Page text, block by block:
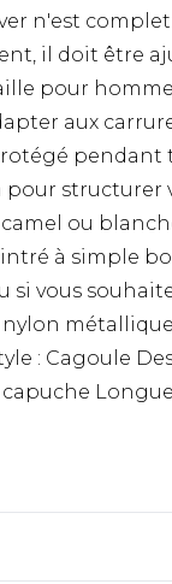
n'est
il doit être
pour
aux
pendant
pour
ou
à simple
si vous
: Cagoule